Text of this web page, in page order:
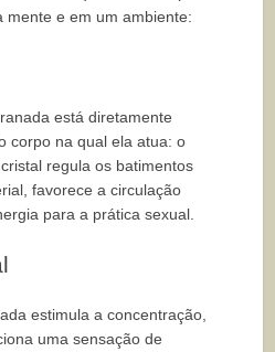
mente e em um ambiente:
está diretamente
corpo na qual ela atua: o
regula os batimentos
favorece a circulação
para a prática sexual.
estimula a concentração,
uma sensação de